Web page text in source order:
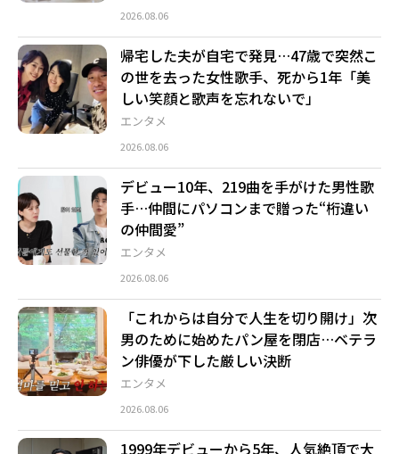
2026.08.06
エンタメ
帰宅した夫が自宅で発見…47歳で突然こ
の世を去った女性歌手、死から1年「美
しい笑顔と歌声を忘れないで」
2026.08.06
エンタメ
デビュー10年、219曲を手がけた男性歌
手…仲間にパソコンまで贈った“桁違い
の仲間愛”
2026.08.06
エンタメ
「これからは自分で人生を切り開け」次
男のために始めたパン屋を閉店…ベテラ
ン俳優が下した厳しい決断
2026.08.06
1999年デビューから5年、人気絶頂で大